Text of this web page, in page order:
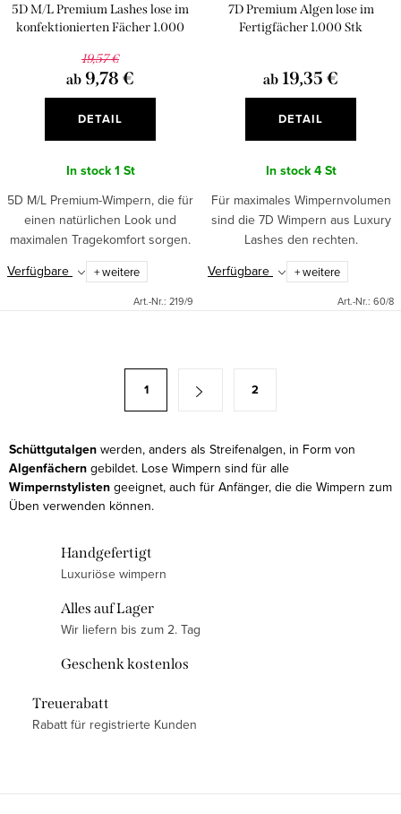
5D M/L Premium Lashes lose im
konfektionierten Fächer 1.000
19,57 €
ab 9,78 €
DETAIL
In stock1 St
5D M/L Premium-Wimpern, die für
einen natürlichen Look und
maximalen Tragekomfort sorgen.
Diese Wimpern haben sehr
dünne Gelenke und sind
handgefertigt.
Verfügbare + weitere
Art.-Nr.: 219/9
7D Premium Algen lose im
Fertigfächer 1.000 Stk
ab 19,35 €
DETAIL
In stock4 St
Für maximales Wimpernvolumen
sind die 7D Wimpern aus Luxury
Lashes den rechten.
Handgefertigt mit dünnen Fugen
haften sie perfekt an den
natürlichen Wimpern. Vgeeignet
Verfügbare + weitere
Art.-Nr.: 60/8
e
r
e
l
i
n
i
1 2
Schüttgutalgen werden, anders als Streifenalgen, in Form von
Algenfächern gebildet. Lose Wimpern sind für alle
Wimpernstylisten geeignet, auch für Anfänger, die die Wimpern zum
Üben verwenden können.
Handgefertigt
Luxuriöse wimpern
Alles auf Lager
Wir liefern bis zum 2. Tag
Geschenk kostenlos
Treuerabatt
Rabatt für registrierte Kunden